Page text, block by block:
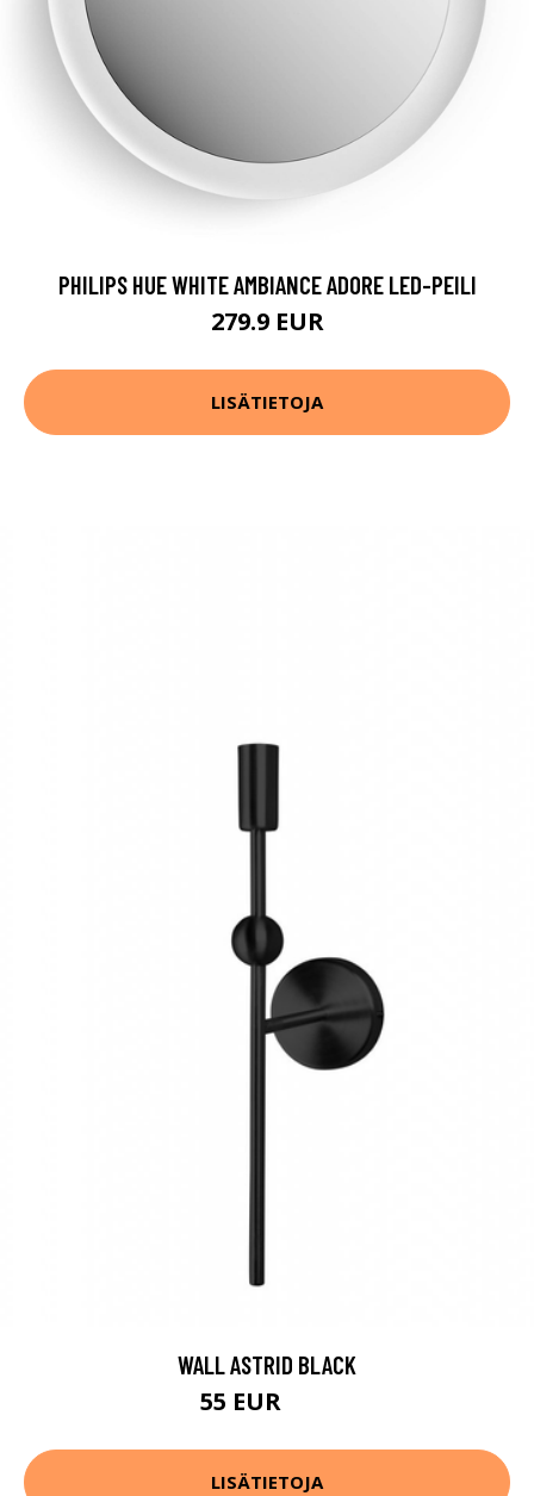
PHILIPS HUE WHITE AMBIANCE ADORE LED-PEILI
279.9 EUR
LISÄTIETOJA
WALL ASTRID BLACK
55 EUR
LISÄTIETOJA